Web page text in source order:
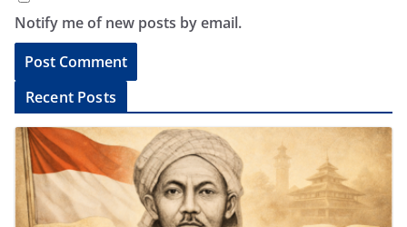
Notify me of new posts by email.
l
Recent Posts